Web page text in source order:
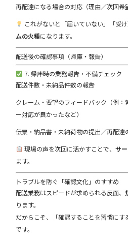
再配達になる場合の対応（理由／次回希
これがないと「届いていない」「受
ムの火種になります。
配送後の確認事項（帰庫・報告）
7. 帰庫時の業務報告・不備チェック
配送件数・未納品件数の報告
クレーム・要望のフィードバック（例
ー対応が良かったなど）
伝票・納品書・未納荷物の提出／再配達
現場の声を次回に活かすことで、サ
ます。
トラブルを防ぐ「確認文化」のすすめ
配送業務はスピードが求められる反面、
ります。
だからこそ、「確認することを習慣に
です。